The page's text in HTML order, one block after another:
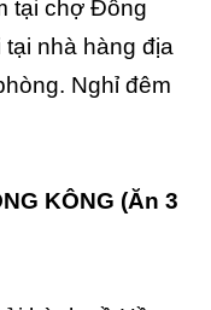
tại chợ Đông
nhà hàng địa
Nghỉ đêm
KÔNG (Ăn 3